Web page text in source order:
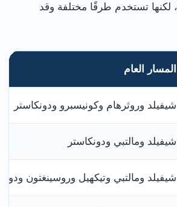
بينهما، مثل X2 وX11، لكنها تستخدم طرقًا مختلفة وقد
المسار العام
شيفيلد وروثرهام وكونيسبرو ودونكاستر
شيفيلد ومالتبي ودونكاستر
شيفيلد ومالتبي وتيكهيل وروسينغتون